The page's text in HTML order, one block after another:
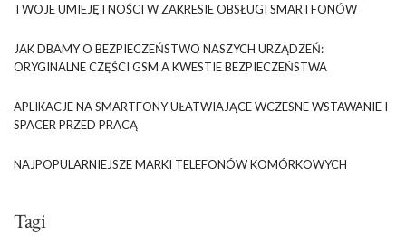
TWOJE UMIEJĘTNOŚCI W ZAKRESIE OBSŁUGI SMARTFONÓW
JAK DBAMY O BEZPIECZEŃSTWO NASZYCH URZĄDZEŃ:
ORYGINALNE CZĘŚCI GSM A KWESTIE BEZPIECZEŃSTWA
APLIKACJE NA SMARTFONY UŁATWIAJĄCE WCZESNE WSTAWANIE I
SPACER PRZED PRACĄ
NAJPOPULARNIEJSZE MARKI TELEFONÓW KOMÓRKOWYCH
Tagi